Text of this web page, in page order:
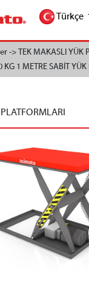
Türkçe
-> TEK MAKASLI YÜK
KG 1 METRE SABİT